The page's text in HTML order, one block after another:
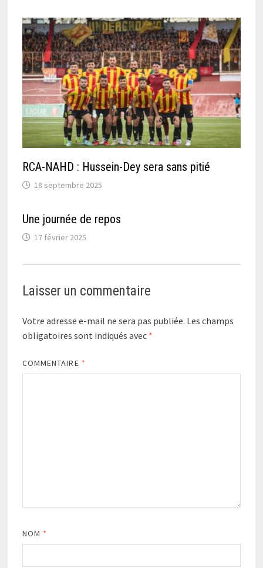
RCA-NAHD : Hussein-Dey sera sans pitié
18 septembre 2025
Une journée de repos
17 février 2025
Laisser un commentaire
Votre adresse e-mail ne sera pas publiée. Les champs
obligatoires sont indiqués avec *
COMMENTAIRE *
NOM *